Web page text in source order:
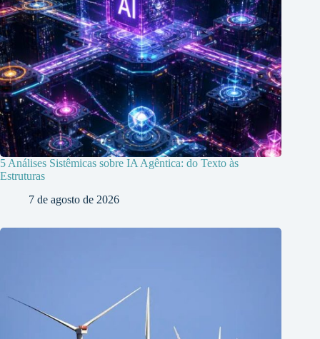
5 Análises Sistêmicas sobre IA Agêntica: do Texto às
Estruturas
7 de agosto de 2026